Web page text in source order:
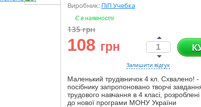
Виробник: ПіП Учебка
Є в наявності
135грн
108 грн
Залишити відгук
Маленький трудівничок 4 кл. Схвалено!
посібнику запропоновано творчі
трудового навчання в 4 класі, розроблені
до нової програми МОНУ України